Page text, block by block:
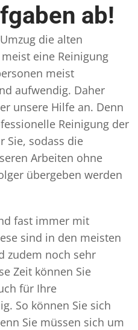
ab!
die alten
eine Reinigung
meist
aufwendig. Daher
unsere Hilfe an. Denn
Reinigung der
Sie, sodass die
Arbeiten ohne
übergeben werden
fast immer mit
sind in den meisten
zudem noch sehr
Zeit können Sie
für Ihre
So können Sie sich
Sie müssen sich um